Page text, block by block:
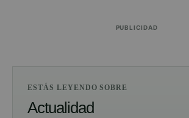
PUBLICIDAD
ESTÁS LEYENDO SOBRE
Actualidad